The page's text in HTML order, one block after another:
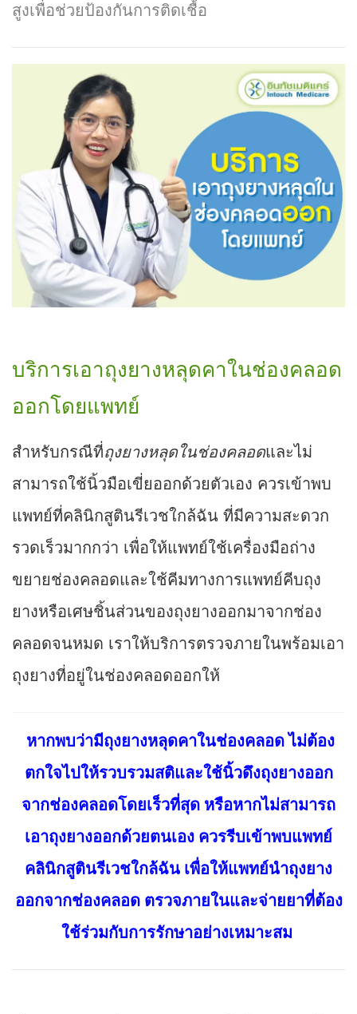
สูงเพื่อช่วยป้องกันการติดเชื้อ
บริการเอาถุงยางหลุดคาในช่องคลอด
ออกโดยแพทย์
สำหรับกรณีที่ถุงยางหลุดในช่องคลอดและไม่
สามารถใช้นิ้วมือเขี่ยออกด้วยตัวเอง ควรเข้าพบ
แพทย์ที่คลินิกสูตินรีเวชใกล้ฉัน ที่มีความสะดวก
รวดเร็วมากกว่า เพื่อให้แพทย์ใช้เครื่องมือถ่าง
ขยายช่องคลอดและใช้คีมทางการแพทย์คีบถุง
ยางหรือเศษชิ้นส่วนของถุงยางออกมาจากช่อง
คลอดจนหมด เราให้บริการตรวจภายในพร้อมเอา
ถุงยางที่อยู่ในช่องคลอดออกให้
หากพบว่ามีถุงยางหลุดคาในช่องคลอด ไม่ต้อง
ตกใจไปให้รวบรวมสติและใช้นิ้วดึงถุงยางออก
จากช่องคลอดโดยเร็วที่สุด หรือหากไม่สามารถ
เอาถุงยางออกด้วยตนเอง ควรรีบเข้าพบแพทย์
คลินิกสูตินรีเวชใกล้ฉัน เพื่อให้แพทย์นำถุงยาง
ออกจากช่องคลอด ตรวจภายในและจ่ายยาที่ต้อง
ใช้ร่วมกับการรักษาอย่างเหมาะสม